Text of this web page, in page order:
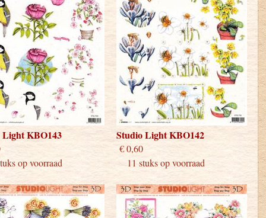
Light KBO143
0,60
op voorraad
Studio Light KBO142
€ 0,60
11 stuks op voorraad